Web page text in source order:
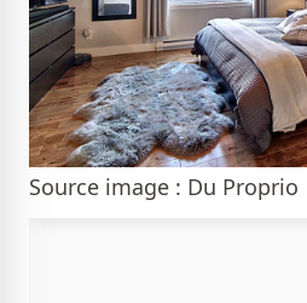
Source image : Du Proprio